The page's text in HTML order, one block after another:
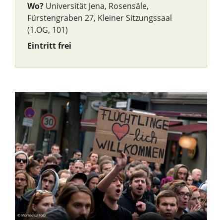
Wo? Universität Jena, Rosensäle,
Fürstengraben 27, Kleiner Sitzungssaal
(1.OG, 101)
Eintritt frei
© Montecruz Foto